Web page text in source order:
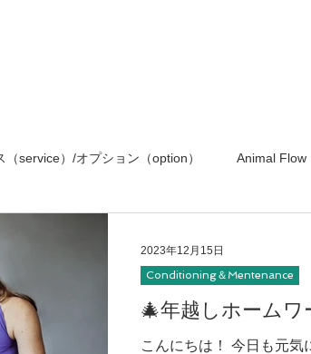
（service）/オプション（option） Animal Flow
（nutrition&diet）
） トレーナー（trainer）／スタッフ（staff）
🎄年越しホーム
こんにちは！ 今日も元気
Conditioning＆Mentenance
2023年12月15日